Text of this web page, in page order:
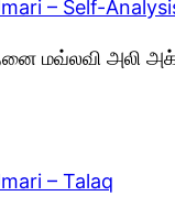
– Self-
மவ்லவி அலி
– Talaq